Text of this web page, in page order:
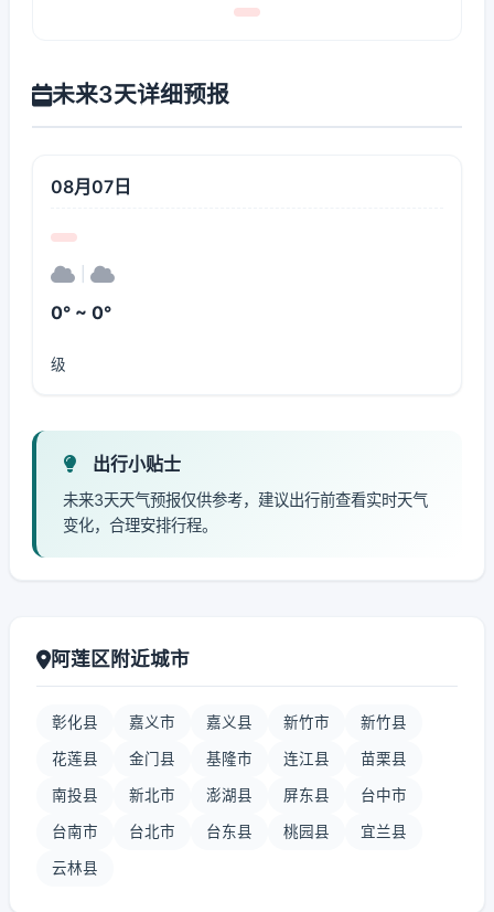
未来3天详细预报
08月07日
0° ~ 0°
级
出行小贴士
未来3天天气预报仅供参考，建议出行前查看实时天气
变化，合理安排行程。
阿莲区附近城市
彰化县 嘉义市 嘉义县 新竹市 新竹县
花莲县 金门县 基隆市 连江县 苗栗县
南投县 新北市 澎湖县 屏东县 台中市
台南市 台北市 台东县 桃园县 宜兰县
云林县